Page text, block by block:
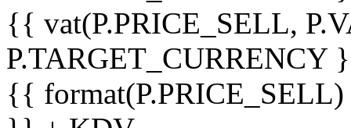
{{ vat(P.PRICE_SELL,
P.TARGET_CURRENCY
{{